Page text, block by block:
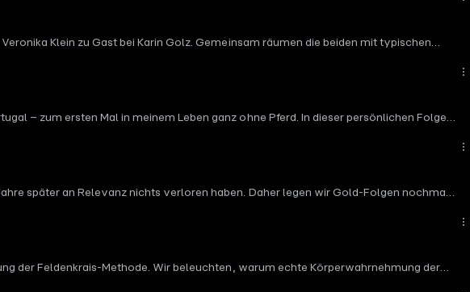
Klein zu Gast bei Karin Golz. Gemeinsam räumen die beiden mit typischen
– zum ersten Mal in meinem Leben ganz ohne Pferd. In dieser persönlichen Folge
bist.
später an Relevanz nichts verloren haben. Daher legen wir Gold-Folgen nochmal
einer Pause oder Verletzung sicher und gesund wieder antrainierst. Dr. Veronika Klein
der Feldenkrais-Methode. Wir beleuchten, warum echte Körperwahrnehmung der